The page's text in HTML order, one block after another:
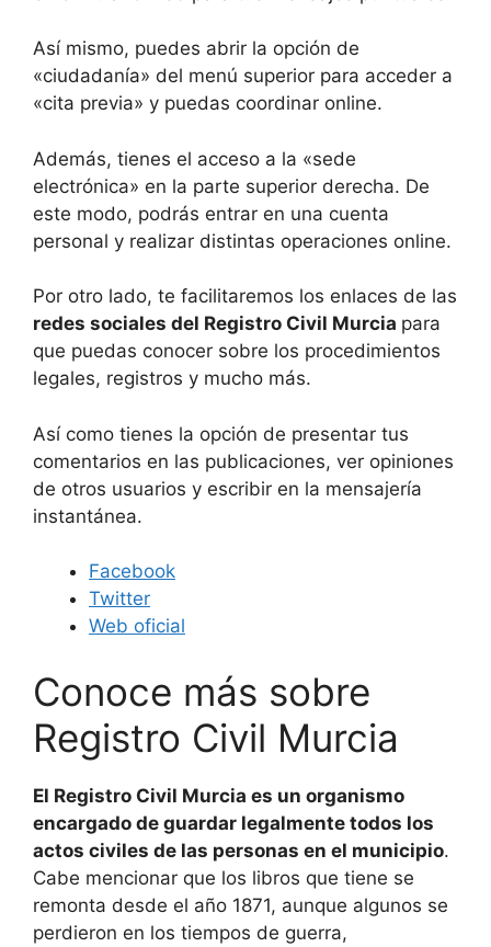
Así mismo, puedes abrir la opción de
«ciudadanía» del menú superior para acceder a
«cita previa» y puedas coordinar online.
Además, tienes el acceso a la «sede
electrónica» en la parte superior derecha. De
este modo, podrás entrar en una cuenta
personal y realizar distintas operaciones online.
Por otro lado, te facilitaremos los enlaces de las
redes sociales del Registro Civil Murcia para
que puedas conocer sobre los procedimientos
legales, registros y mucho más.
Así como tienes la opción de presentar tus
comentarios en las publicaciones, ver opiniones
de otros usuarios y escribir en la mensajería
instantánea.
Facebook
Twitter
Web oficial
Conoce más sobre
Registro Civil Murcia
El Registro Civil Murcia es un organismo
encargado de guardar legalmente todos los
actos civiles de las personas en el municipio.
Cabe mencionar que los libros que tiene se
remonta desde el año 1871, aunque algunos se
perdieron en los tiempos de guerra,